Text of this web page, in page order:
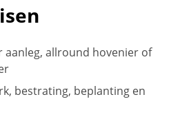
aanleg, allround hovenier of
bestrating, beplanting en